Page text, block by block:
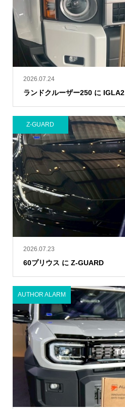
2026.07.24
ランドクルーザー250 に IGLA2
2026.07.23
60プリウス に Z-GUARD
Z-GUARD
AUTHOR ALARM